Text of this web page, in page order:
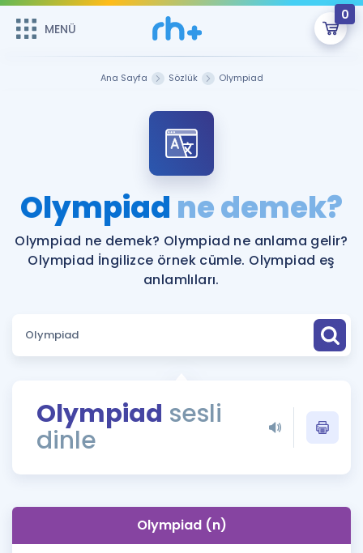
MENÜ
0
ÜYE DEĞİLİM
Sepetin Şu An Boş.
Remzi Hoca ile seni sınava hazırlayacak onlarca eğitim seni
bekliyor!
MENÜ
Katılımcı Görüşleri
Faydalı Araçlar
Sözlük
Rehberlik Aracı
ÖSYM Sınav Takvimi
Hakkımızda
Ana Sayfa Sözlük Olympiad
Olympiad ne demek?
Olympiad ne demek? Olympiad ne anlama gelir?
Olympiad İngilizce örnek cümle. Olympiad eş
anlamlıları.
Olympiad sesli
dinle
Olympiad (n)